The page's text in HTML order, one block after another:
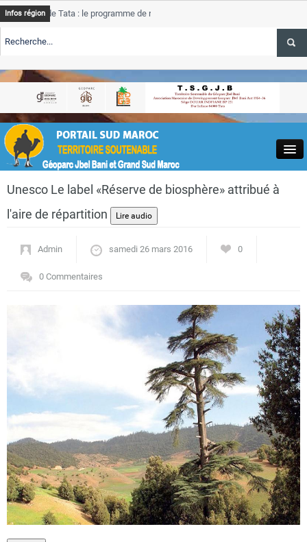
Close
Actualités
Régions
Hotels
Evenements
Infos région
de Tata : le programme de rehabilitation post-inondations
TSGJB Tourisme : l’ONMT renforce l’aerien a Dakhla et
Tata
TSGJB Tourisme au Maroc : Transavia renforce les vols Paris-
Unesco Le label «Réserve de biosphère» attribué à
l'aire de répartition
Admin samedi 26 mars 2016 0
0 Commentaires